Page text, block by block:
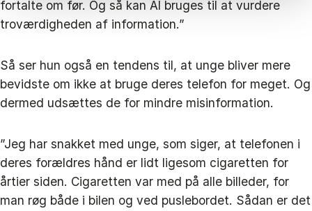
fortalte om før. Og så kan AI bruges til at vurdere
troværdigheden af information.”
Så ser hun også en tendens til, at unge bliver mere
bevidste om ikke at bruge deres telefon for meget. Og
dermed udsættes de for mindre misinformation.
”Jeg har snakket med unge, som siger, at telefonen i
deres forældres hånd er lidt ligesom cigaretten for
årtier siden. Cigaretten var med på alle billeder, for
man røg både i bilen og ved puslebordet. Sådan er det